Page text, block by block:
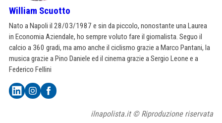
William Scuotto
Nato a Napoli il 28/03/1987 e sin da piccolo, nonostante una Laurea
in Economia Aziendale, ho sempre voluto fare il giornalista. Seguo il
calcio a 360 gradi, ma amo anche il ciclismo grazie a Marco Pantani, la
musica grazie a Pino Daniele ed il cinema grazie a Sergio Leone e a
Federico Fellini
ilnapolista.it © Riproduzione riservata